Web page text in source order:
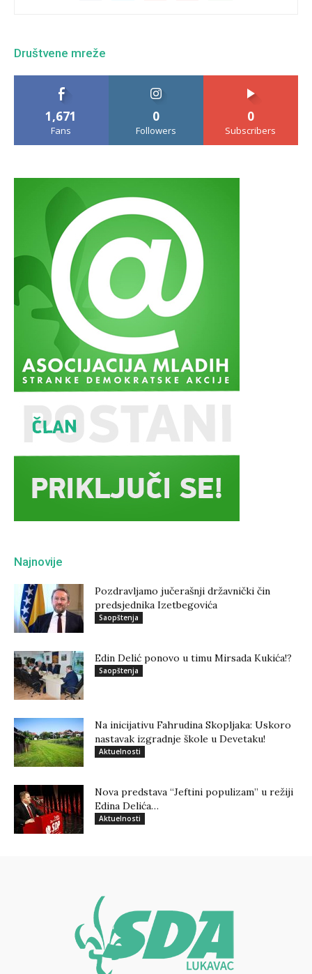
Društvene mreže
1,671
Fans
0
Followers
0
Subscribers
Najnovije
Pozdravljamo jučerašnji državnički čin
predsjednika Izetbegovića
Saopštenja
Edin Delić ponovo u timu Mirsada Kukića!?
Saopštenja
Na inicijativu Fahrudina Skopljaka: Uskoro
nastavak izgradnje škole u Devetaku!
Aktuelnosti
Nova predstava “Jeftini populizam” u režiji
Edina Delića…
Aktuelnosti